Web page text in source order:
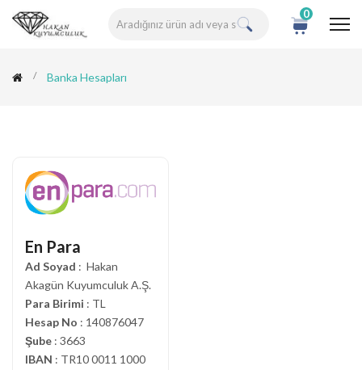
0
Banka Hesapları
En Para
Ad Soyad : Hakan
Akagün Kuyumculuk A.Ş.
Para Birimi : TL
Hesap No : 140876047
Şube : 3663
IBAN : TR10 0011 1000